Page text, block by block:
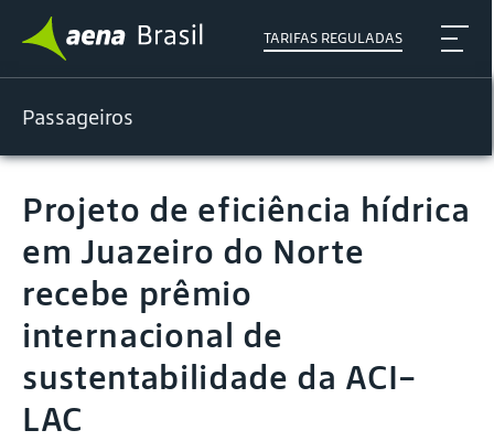
TARIFAS REGULADAS
Passageiros
Projeto de eficiência hídrica
em Juazeiro do Norte
recebe prêmio
internacional de
sustentabilidade da ACI-
LAC